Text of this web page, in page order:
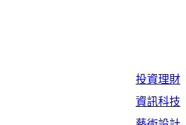
投資理財
資訊科技